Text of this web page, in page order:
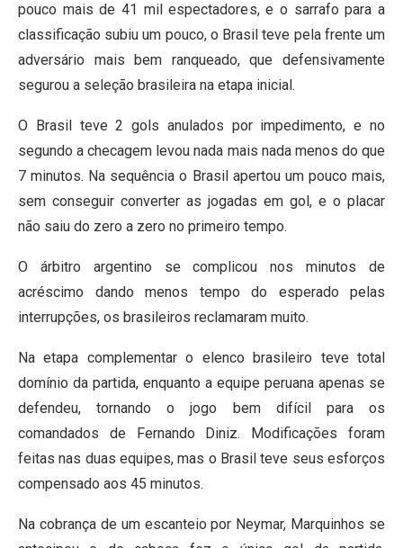
pouco mais de 41 mil espectadores, e o sarrafo para a
classificação subiu um pouco, o Brasil teve pela frente um
adversário mais bem ranqueado, que defensivamente
segurou a seleção brasileira na etapa inicial.
O Brasil teve 2 gols anulados por impedimento, e no
segundo a checagem levou nada mais nada menos do que
7 minutos. Na sequência o Brasil apertou um pouco mais,
sem conseguir converter as jogadas em gol, e o placar
não saiu do zero a zero no primeiro tempo.
O árbitro argentino se complicou nos minutos de
acréscimo dando menos tempo do esperado pelas
interrupções, os brasileiros reclamaram muito.
Na etapa complementar o elenco brasileiro teve total
domínio da partida, enquanto a equipe peruana apenas se
defendeu, tornando o jogo bem difícil para os
comandados de Fernando Diniz. Modificações foram
feitas nas duas equipes, mas o Brasil teve seus esforços
compensado aos 45 minutos.
Na cobrança de um escanteio por Neymar, Marquinhos se